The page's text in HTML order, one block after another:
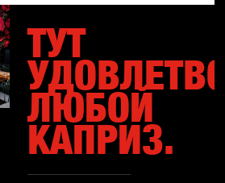
ТУТ
ЛЮБОЙ
КАПРИЗ.